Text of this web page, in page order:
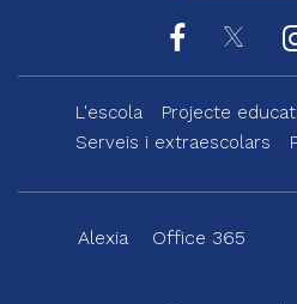
Menu
rubi
L'escola Projecte
Serveis i extraescolars
Alexia
Office 365